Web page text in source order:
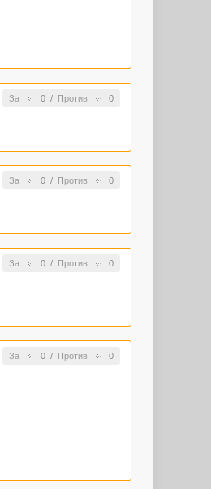
За 0/ Против 0
За 0/ Против 0
За 0/ Против 0
За 0/ Против 0